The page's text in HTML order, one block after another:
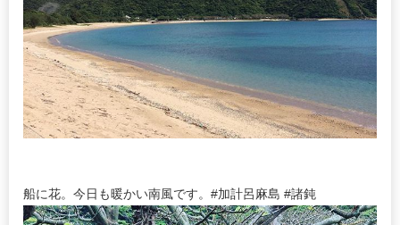
船に花。今日も暖かい南風です。#加計呂麻島 #諸鈍